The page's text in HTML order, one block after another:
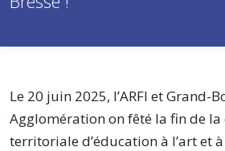
Le 20 juin 2025, l’ARFI et Grand-
Agglomération on fêté la fin de la
territoriale d’éducation à l’art et